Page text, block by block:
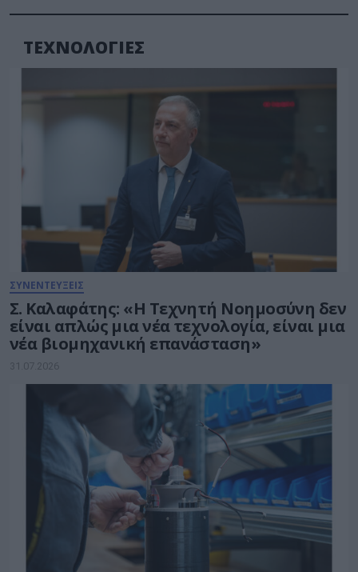
ΤΕΧΝΟΛΟΓΙΕΣ
ΣΥΝΕΝΤΕΥΞΕΙΣ
Σ. Καλαφάτης: «Η Τεχνητή Νοημοσύνη δεν
είναι απλώς μια νέα τεχνολογία, είναι μια
νέα βιομηχανική επανάσταση»
31.07.2026